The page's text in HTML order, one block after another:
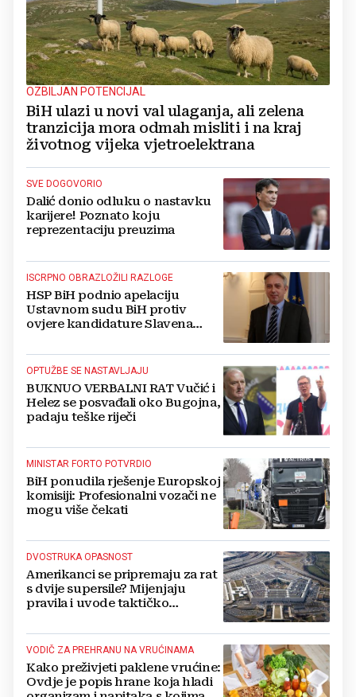
OZBILJAN POTENCIJAL
BiH ulazi u novi val ulaganja, ali zelena
tranzicija mora odmah misliti i na kraj
životnog vijeka vjetroelektrana
SVE DOGOVORIO
Dalić donio odluku o nastavku
karijere! Poznato koju
reprezentaciju preuzima
ISCRPNO OBRAZLOŽILI RAZLOGE
HSP BiH podnio apelaciju
Ustavnom sudu BiH protiv
ovjere kandidature Slavena
OPTUŽBE SE NASTAVLJAJU
BUKNUO VERBALNI RAT Vučić i
Helez se posvađali oko Bugojna,
padaju teške riječi
MINISTAR FORTO POTVRDIO
BiH ponudila rješenje Europskoj
komisiji: Profesionalni vozači ne
mogu više čekati
DVOSTRUKA OPASNOST
Amerikanci se pripremaju za rat
s dvije supersile? Mijenjaju
pravila i uvode taktičko
VODIČ ZA PREHRANU NA VRUĆINAMA
Kako preživjeti paklene vrućine:
Ovdje je popis hrane koja hladi